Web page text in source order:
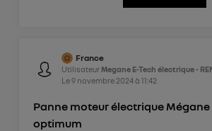
France
Utilisateur Megane E-Tech électrique -
Le9 novembre 2024à 11:42
Panne moteur électrique Mégane
optimum